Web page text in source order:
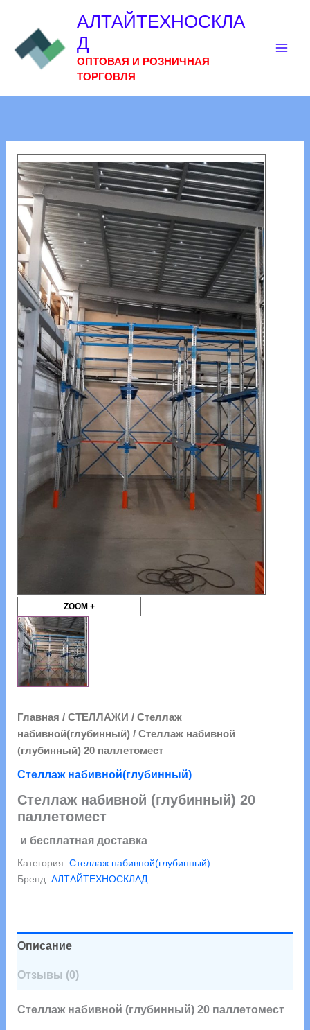
содержимому
АЛТАЙТЕХНОСКЛА
Д
ОПТОВАЯ И РОЗНИЧНАЯ
ТОРГОВЛЯ
ZOOM +
Главная / СТЕЛЛАЖИ / Стеллаж
набивной(глубинный)/ Стеллаж набивной
(глубинный) 20 паллетомест
Стеллаж набивной(глубинный)
Стеллаж набивной (глубинный) 20
паллетомест
и бесплатная доставка
Категория: Стеллаж набивной(глубинный)
Бренд: АЛТАЙТЕХНОСКЛАД
Описание
Отзывы (0)
Стеллаж набивной (глубинный) 20 паллетомест